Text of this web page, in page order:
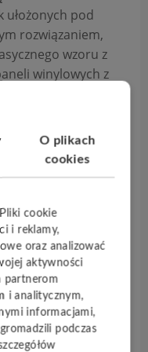
ułożonych pod
rozwiązaniem,
wzoru z
winylowych z
wewnętrznej
niezwykłą
wyróżnia się
wygląd.
redukuje
oraz
pozwoliło uzyskać
drewno
O plikach
cookies
cookie
i reklamy,
oraz analizować
aktywności
partnerom
i analitycznym,
informacjami,
podczas